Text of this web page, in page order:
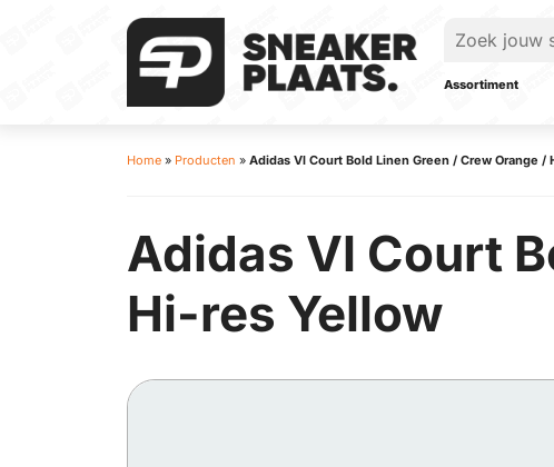
Assortiment
Home » Producten » Adidas Vl Court Bold Linen Green / Crew Orange /
Adidas Vl Court
Hi-res Yellow